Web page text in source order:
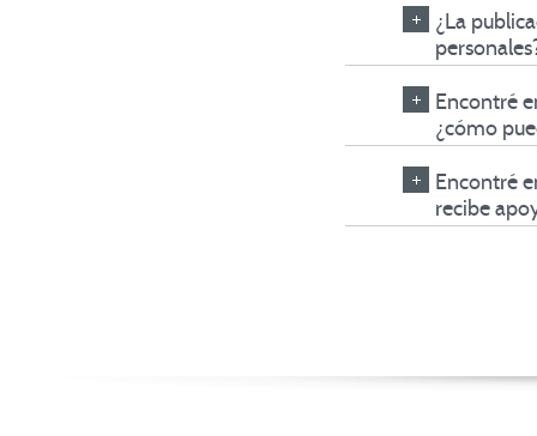
¿La
Encontré
¿cómo
Encontré
recibe